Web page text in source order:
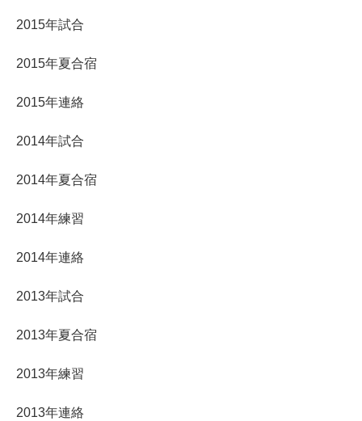
2015年試合
2015年夏合宿
2015年連絡
2014年試合
2014年夏合宿
2014年練習
2014年連絡
2013年試合
2013年夏合宿
2013年練習
2013年連絡